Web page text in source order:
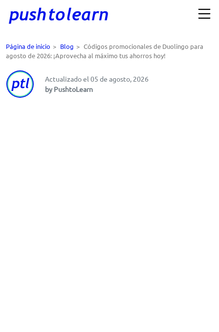
Página de inicio > Blog > Códigos promocionales de Duolingo para
agosto de 2026: ¡Aprovecha al máximo tus ahorros hoy!
Actualizado el 05 de agosto, 2026
by PushtoLearn